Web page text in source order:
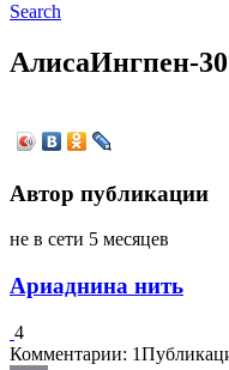
Search
АлисаИнгпен-30
Автор публикации
не в сети 5 месяцев
Ариаднина нить
4
Комментарии: 1